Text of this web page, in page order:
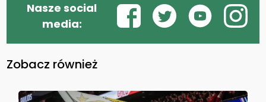
Nasze social
media:
Zobacz również